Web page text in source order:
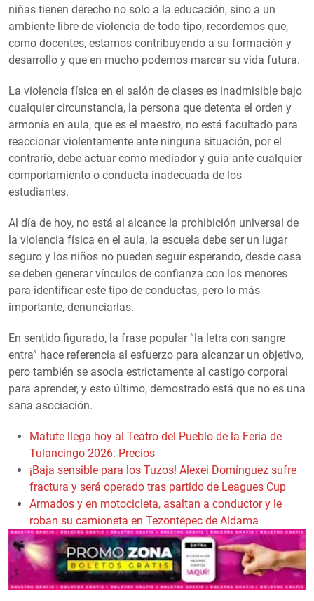
niñas tienen derecho no solo a la educación, sino a un
ambiente libre de violencia de todo tipo, recordemos que,
como docentes, estamos contribuyendo a su formación y
desarrollo y que en mucho podemos marcar su vida futura.
La violencia física en el salón de clases es inadmisible bajo
cualquier circunstancia, la persona que detenta el orden y
armonía en aula, que es el maestro, no está facultado para
reaccionar violentamente ante ninguna situación, por el
contrario, debe actuar como mediador y guía ante cualquier
comportamiento o conducta inadecuada de los
estudiantes.
Al día de hoy, no está al alcance la prohibición universal de
la violencia física en el aula, la escuela debe ser un lugar
seguro y los niños no pueden seguir esperando, desde casa
se deben generar vínculos de confianza con los menores
para identificar este tipo de conductas, pero lo más
importante, denunciarlas.
En sentido figurado, la frase popular “la letra con sangre
entra” hace referencia al esfuerzo para alcanzar un objetivo,
pero también se asocia estrictamente al castigo corporal
para aprender, y esto último, demostrado está que no es una
sana asociación.
Matute llega hoy al Teatro del Pueblo de la Feria de
Tulancingo 2026: Precios
¡Baja sensible para los Tuzos! Alexei Domínguez sufre
fractura y será operado tras partido de Leagues Cup
Armados y en motocicleta, asaltan a conductor y le
roban su camioneta en Tezontepec de Aldama